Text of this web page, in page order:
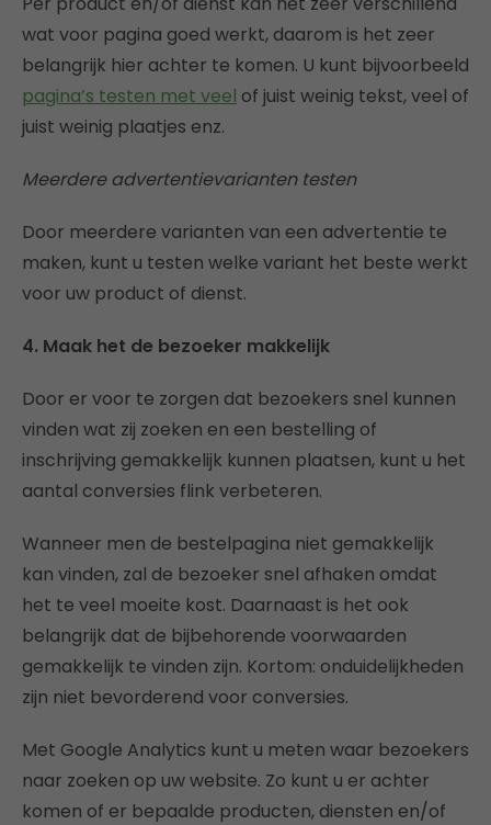
wat voor pagina goed werkt, daarom is het zeer
belangrijk hier achter te komen. U kunt bijvoorbeeld
pagina’s testen met veel of juist weinig tekst, veel of
juist weinig plaatjes enz.
Meerdere advertentievarianten testen
Door meerdere varianten van een advertentie te
maken, kunt u testen welke variant het beste werkt
voor uw product of dienst.
4. Maak het de bezoeker makkelijk
Door er voor te zorgen dat bezoekers snel kunnen
vinden wat zij zoeken en een bestelling of
inschrijving gemakkelijk kunnen plaatsen, kunt u het
aantal conversies flink verbeteren.
Wanneer men de bestelpagina niet gemakkelijk
kan vinden, zal de bezoeker snel afhaken omdat
het te veel moeite kost. Daarnaast is het ook
belangrijk dat de bijbehorende voorwaarden
gemakkelijk te vinden zijn. Kortom: onduidelijkheden
zijn niet bevorderend voor conversies.
Met Google Analytics kunt u meten waar bezoekers
naar zoeken op uw website. Zo kunt u er achter
komen of er bepaalde producten, diensten en/of